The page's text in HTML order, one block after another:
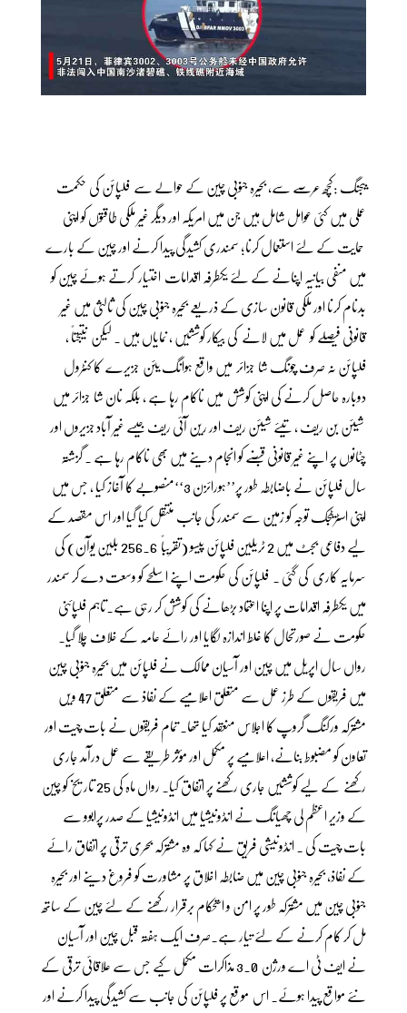
بیجنگ :کچھ عرصے سے، بحیرہ جنوبی چین کے حوالے سے فلپائن کی حکمت
عملی میں کئی عوامل شامل ہیں جن میں امریکہ اور دیگر غیر ملکی طاقتوں کو اپنی
حمایت کے لئے استعمال کرنا؛ سمندری کشیدگی پیدا کرنے اور چین کے بارے
میں منفی بیانیہ اپنانے کے لئے یکطرفہ اقدامات اختیار کرتے ہوئے چین کو
بدنام کرنا اور ملکی قانون سازی کے ذریعے بحیرہ جنوبی چین کی ثالثی میں غیر
قانونی فیصلے کو عمل میں لانے کی بیکار کوششیں ، نمایاں ہیں ۔ لیکن نتیجتاً ،
فلپائن نہ صرف چونگ شا جزائر میں واقع ہوانگ یئن جزیرے کا کنٹرول
دوبارہ حاصل کرنے کی اپنی کوشش میں ناکام رہا ہے ، بلکہ نان شا جزائر میں
شیئن بن ریف ، تیئے شیئن ریف اور رین آئی ریف جیسے غیر آباد جزیروں اور
چٹانوں پر اپنے غیر قانونی قبضے کو انجام دینے میں بھی ناکام رہا ہے ۔ گزشتہ
سال فلپائن نے باضابطہ طور پر’’ہورائزن 3‘‘منصوبے کا آغاز کیا ، جس میں
اپنی اسٹریٹجک توجہ کو زمین سے سمندر کی جانب منتقل کیا گیا اور اس مقصد کے
لیے دفاعی بجٹ میں 2 ٹریلین فلپائن پیسو (تقریباً 256.6 بلین یوآن) کی
سرمایہ کاری کی گئی ۔ فلپائن کی حکومت اپنے اسلحے کو وسعت دے کر سمندر
میں یکطرفہ اقدامات پر اپنا اعتماد بڑھانے کی کوشش کر رہی ہے۔تاہم فلپائنی
حکومت نے صورتحال کا غلط اندازہ لگایا اور رائے عامہ کے خلاف چلا گیا۔
رواں سال اپریل میں چین اور آسیان ممالک نے فلپائن میں بحیرہ جنوبی چین
میں فریقوں کے طرز عمل سے متعلق اعلامیے کے نفاذ سے متعلق 47 ویں
مشترکہ ورکنگ گروپ کا اجلاس منعقد کیا تھا۔ تمام فریقوں نے بات چیت اور
تعاون کو مضبوط بنانے، اعلامیے پر مکمل اور مؤثر طریقے سے عمل درآمد جاری
رکھنے کے لیے کوششیں جاری رکھنے پر اتفاق کیا۔ رواں ماہ کی 25 تاریخ کو چین
کے وزیر اعظم لی چھیانگ نے انڈونیشیا میں انڈونیشیا کے صدر پرابوو سے
بات چیت کی ۔ انڈونیشی فریق نے کہا کہ وہ مشترکہ بحری ترقی پر اتفاق رائے
کے نفاذ، بحیرہ جنوبی چین میں ضابطہ اخلاق پر مشاورت کو فروغ دینے اور بحیرہ
جنوبی چین میں مشترکہ طور پر امن و استحکام برقرار رکھنے کے لئے چین کے ساتھ
مل کر کام کرنے کے لئے تیار ہے۔صرف ایک ہفتہ قبل چین اور آسیان
نے ایف ٹی اے ورژن 3.0 مذاکرات مکمل کیے جس سے علاقائی ترقی کے
نئے مواقع پیدا ہوئے۔ اس موقع پر فلپائن کی جانب سے کشیدگی پیدا کرنے اور